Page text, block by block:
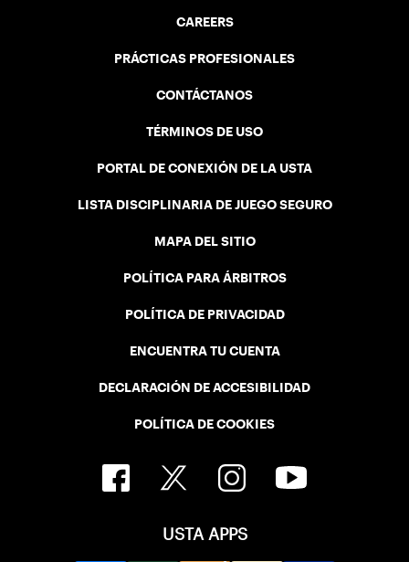
CAREERS
PRÁCTICAS PROFESIONALES
CONTÁCTANOS
TÉRMINOS DE USO
PORTAL DE CONEXIÓN DE LA USTA
LISTA DISCIPLINARIA DE JUEGO SEGURO
MAPA DEL SITIO
POLÍTICA PARA ÁRBITROS
POLÍTICA DE PRIVACIDAD
ENCUENTRA TU CUENTA
DECLARACIÓN DE ACCESIBILIDAD
POLÍTICA DE COOKIES
USTA APPS